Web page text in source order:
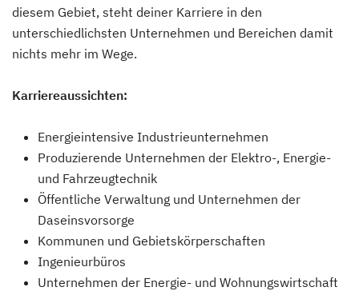
diesem Gebiet, steht deiner Karriere in den
unterschiedlichsten Unternehmen und Bereichen damit
nichts mehr im Wege.
Karriereaussichten:
Energieintensive Industrieunternehmen
Produzierende Unternehmen der Elektro-, Energie-
und Fahrzeugtechnik
Öffentliche Verwaltung und Unternehmen der
Daseinsvorsorge
Kommunen und Gebietskörperschaften
Ingenieurbüros
Unternehmen der Energie- und Wohnungswirtschaft